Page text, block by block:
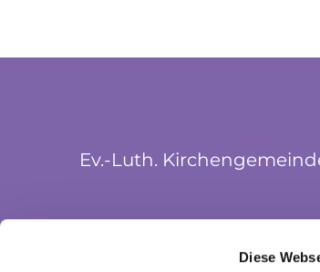
Diese
Ev.-Luth.